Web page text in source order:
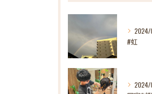
#虹